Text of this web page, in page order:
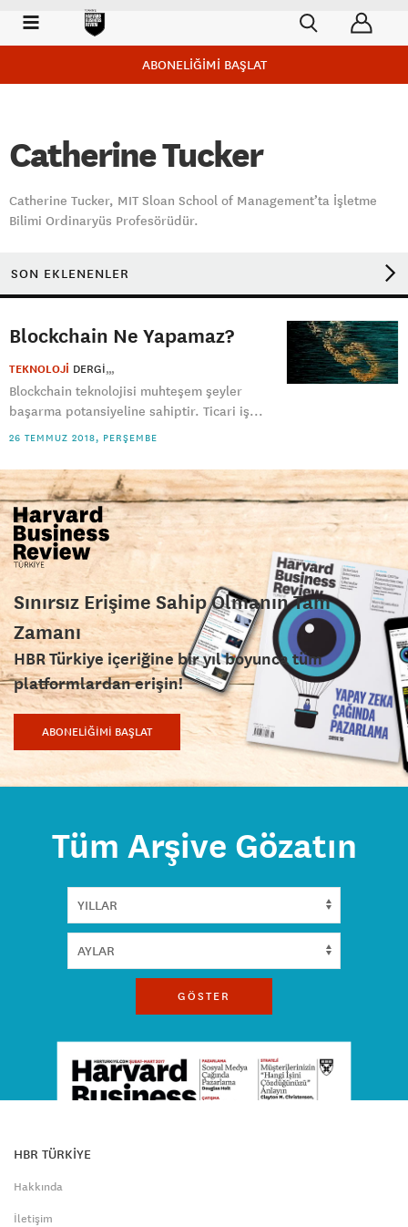
ABONELİĞİMİ BAŞLAT
Catherine Tucker
Catherine Tucker, MIT Sloan School of Management’ta İşletme
Bilimi Ordinaryüs Profesörüdür.
SON EKLENENLER
Blockchain Ne Yapamaz?
TEKNOLOJİ DERGI
Blockchain teknolojisi muhteşem şeyler
başarma potansiyeline sahiptir. Ticari iş...
26 TEMMUZ 2018, PERŞEMBE
Sınırsız Erişime Sahip Olmanın Tam
Zamanı
HBR Türkiye içeriğine bir yıl boyunca tüm
platformlardan erişin!
ABONELİĞİMİ BAŞLAT
Tüm Arşive Gözatın
GÖSTER
HBR TÜRKİYE
Hakkında
İletişim